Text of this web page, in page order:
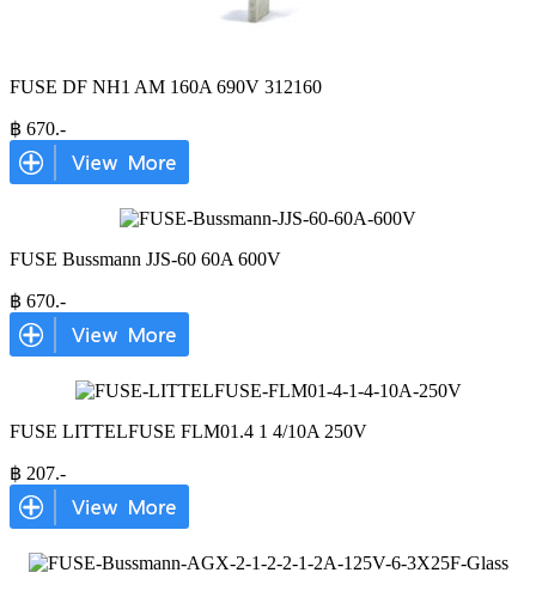
FUSE DF NH1 AM 160A 690V 312160
฿ 670.-
FUSE Bussmann JJS-60 60A 600V
฿ 670.-
FUSE LITTELFUSE FLM01.4 1 4/10A 250V
฿ 207.-